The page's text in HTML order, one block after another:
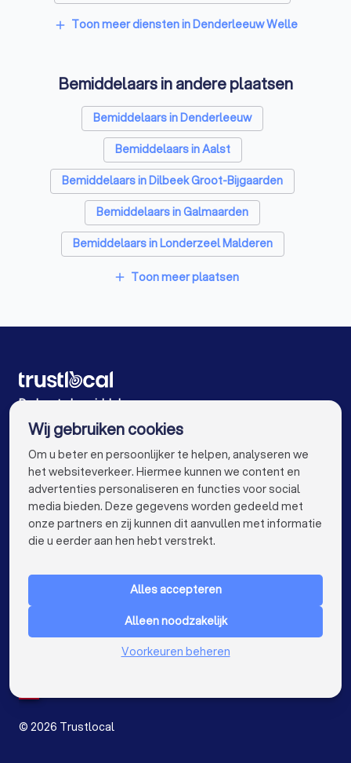
Videografen in Denderleeuw Welle
add Toon meer diensten in Denderleeuw Welle
Bemiddelaars in andere plaatsen
Bemiddelaars in Denderleeuw
Bemiddelaars in Aalst
Bemiddelaars in Dilbeek Groot-Bijgaarden
Bemiddelaars in Galmaarden
Bemiddelaars in Londerzeel Malderen
Bemiddelaars in Halle
Bemiddelaars in Gent
Bemiddelaars in Zaventem
Bemiddelaars in Antwerpen
Bemiddelaars in Brugge
Bemiddelaars in Mechelen
Bemiddelaars in Kortrijk
Bemiddelaars in Hasselt
Bemiddelaars in Sint-Niklaas
Bemiddelaars in Genk
Bemiddelaars in Beveren
Bemiddelaars in Dendermonde
Bemiddelaars in Beringen
add Toon meer plaatsen
De beste bemiddelaars voor u
VOOR PARTICULIEREN keyboard_arrow_down
Nederland
© 2026 Trustlocal
Wij gebruiken cookies
Om u beter en persoonlijker te helpen, analyseren we
het websiteverkeer. Hiermee kunnen we content en
advertenties personaliseren en functies voor social
media bieden. Deze gegevens worden gedeeld met
onze partners en zij kunnen dit aanvullen met informatie
die u eerder aan hen hebt verstrekt.
Alles accepteren
Alleen noodzakelijk
Voorkeuren beheren